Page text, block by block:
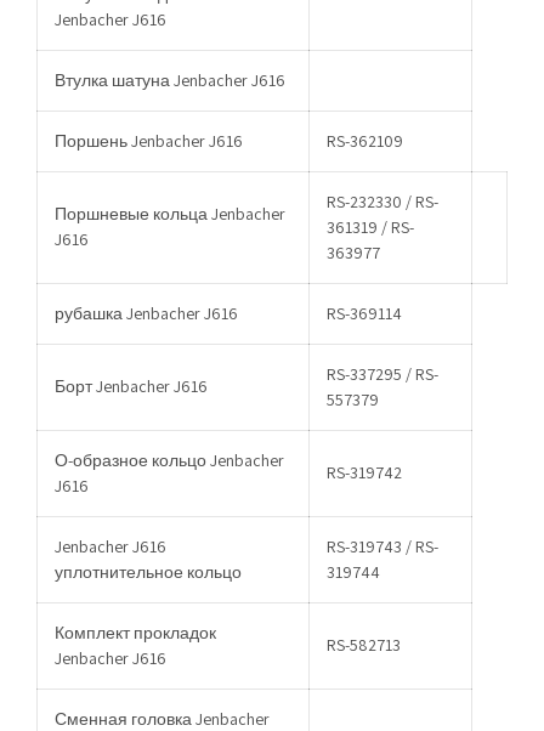
Jenbacher J616
Втулка шатуна Jenbacher J616
Поршень Jenbacher J616 RS-362109
Поршневые кольца Jenbacher
J616
RS-232330 / RS-
361319 / RS-
363977
рубашка Jenbacher J616 RS-369114
Борт Jenbacher J616
RS-337295 / RS-
557379
О-образное кольцо Jenbacher
J616
RS-319742
Jenbacher J616
уплотнительное кольцо
RS-319743 / RS-
319744
Комплект прокладок
Jenbacher J616
RS-582713
Сменная головка Jenbacher